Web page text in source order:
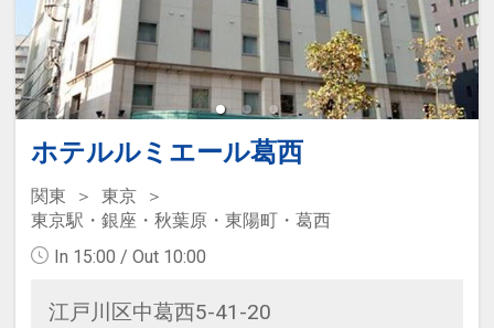
ホテルルミエール葛西
関東
東京
東京駅・銀座・秋葉原・東陽町・葛西
In 15:00 / Out 10:00
江戸川区中葛西5-41-20